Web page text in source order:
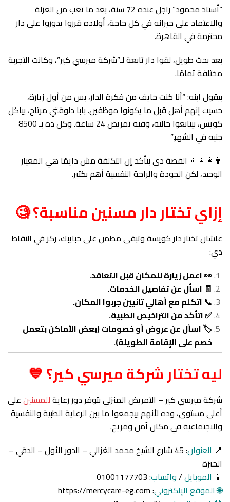
“أستاذ محمود” راجل عنده 72 سنة، بعد ما تعب من العزلة
والاعتماد على جيرانه في كل حاجة، أولاده قرروا يدوروا على دار
محترمة في القاهرة.
بعد بحث طويل، لقوا دار تابعة لـ”شركة ميرسي كير”، وكانت التجربة
مختلفة تمامًا.
بيقول ابنه: “أنا كنت خايف من فكرة الدار، بس من أول زيارة،
حسيت إنهم أهل قبل ما يكونوا موظفين. بابا دلوقتي مرتاح، بياكل
كويس، بيتابعوا حالته، وفيه تمريض 24 ساعة. وكل ده بـ 8500
جنيه في الشهر.”
👨‍👩‍👧‍👦 القصة دي بتأكد إن التكلفة مش دايمًا هي المعيار
الوحيد، لكن الجودة والراحة النفسية أهم بكتير.
إزاي تختار دار مسنين مناسبة؟ 🧐
علشان تختار دار كويسة وتبقى مطمن على حبايبك، ركز في النقاط
دي:
👀 اعمل زيارة للمكان قبل التعاقد.
🧾 اسأل عن تفاصيل الخدمات.
📞 اتكلم مع أهالي تانيين جربوا المكان.
✅ اتأكد من التراخيص الطبية.
🏷️ اسأل عن عروض أو خصومات (بعض الأماكن بتعمل
خصم على الإقامة الطويلة).
ليه تختار شركة ميرسي كير؟ 💙
شركة ميرسي كير – التمريض المنزلي بتوفر دور رعايةللمسنينعلى
أعلى مستوى، وده لأنهم بيجمعوا ما بين الرعاية الطبية والنفسية
والاجتماعية في مكان آمن ومريح.
📍 العنوان
: 45 شارع الشيخ محمد الغزالي – الدور الأول – الدقي –
الجيزة
📱 الموبايل/واتساب: 01001177703
🌐 الموقع الإلكتروني:
https://mercycare-eg.com